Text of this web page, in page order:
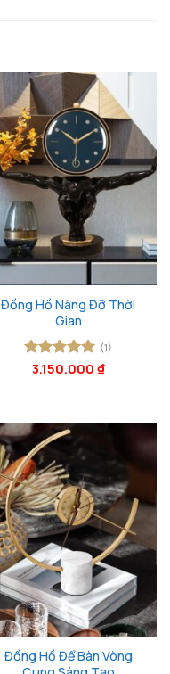
Đồng Hồ Nâng Đỡ Thời
Gian
Được xếp
(1)
3.150.000 ₫
Đồng Hồ Để Bàn Vòng